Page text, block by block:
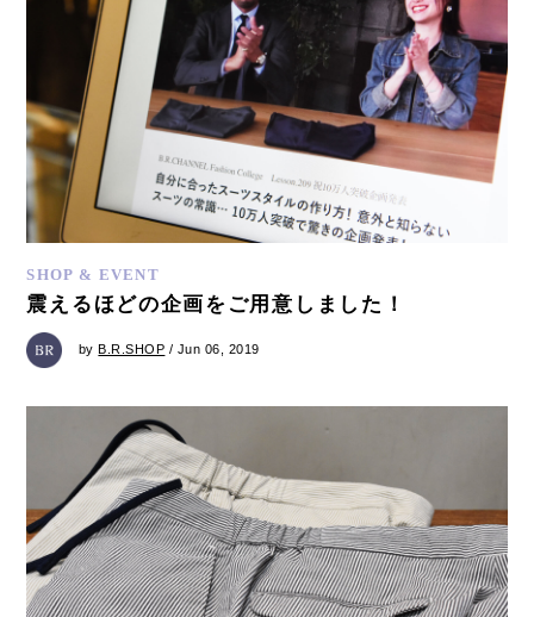
SHOP & EVENT
震えるほどの企画をご用意しました！
byB.R.SHOP / Jun 06, 2019